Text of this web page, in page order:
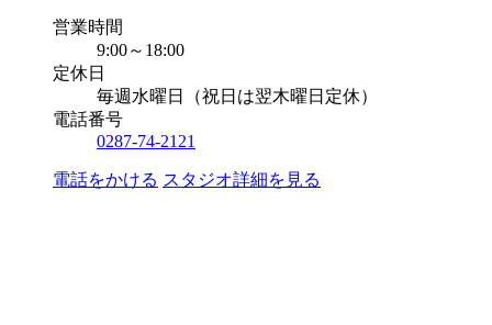
営業時間
9:00～18:00
定休日
毎週水曜日（祝日は翌木曜日定休）
電話番号
0287-74-2121
電話をかける スタジオ詳細を見る